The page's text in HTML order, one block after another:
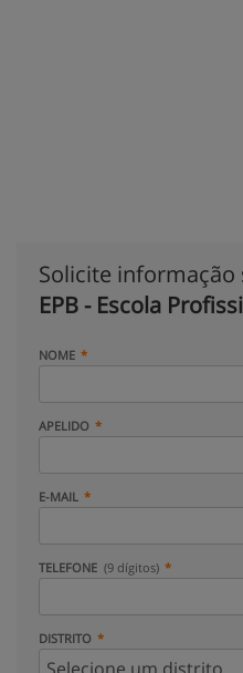
Solicite
EPB - Escola
NOME
APELIDO
E-MAIL
TELEFONE (9 dígitos)
DISTRITO